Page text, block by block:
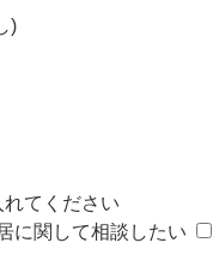
)
てください
に関して相談したい